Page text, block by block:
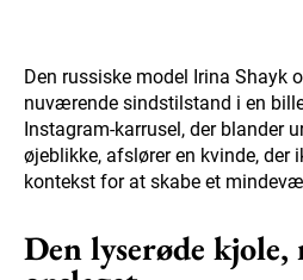
Den russiske model Irina Shayk
nuværende sindstilstand i en
Instagram-karrusel, der blander
øjeblikke, afslører en kvinde, der
kontekst for at skabe et
Den lyserøde